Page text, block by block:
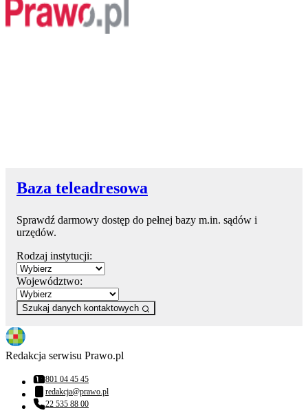
Baza teleadresowa
Sprawdź darmowy dostęp do pełnej bazy m.in. sądów i
urzędów.
Rodzaj instytucji:
Województwo:
Szukaj danych kontaktowych
Redakcja serwisu Prawo.pl
Numer telefonu:
801 04 45 45
Adres email:
redakcja@prawo.pl
Numer telefonu:
22 535 88 00